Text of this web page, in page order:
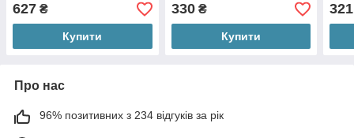
627 ₴
Купити
330₴
Купити
321
Про нас
96% позитивних з 234 відгуків за рік